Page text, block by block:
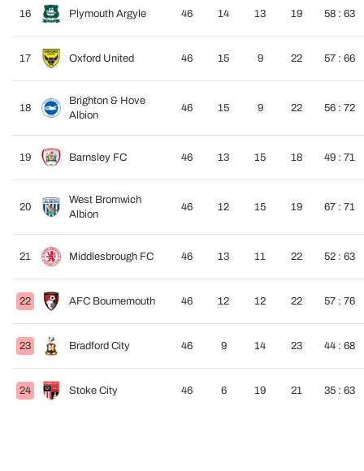
16 Plymouth Argyle 46 14 13 19 58 : 63
17 Oxford United 46 15 9 22 57 : 66
18
Brighton & Hove
Albion
46 15 9 22 56 : 72
19 Barnsley FC 46 13 15 18 49 : 71
20
West Bromwich
Albion
46 12 15 19 67 : 71
21 Middlesbrough FC 46 13 11 22 52 : 63
22 AFC Bournemouth 46 12 12 22 57 : 76
23 Bradford City 46 9 14 23 44 : 68
24 Stoke City 46 6 19 21 35 : 63